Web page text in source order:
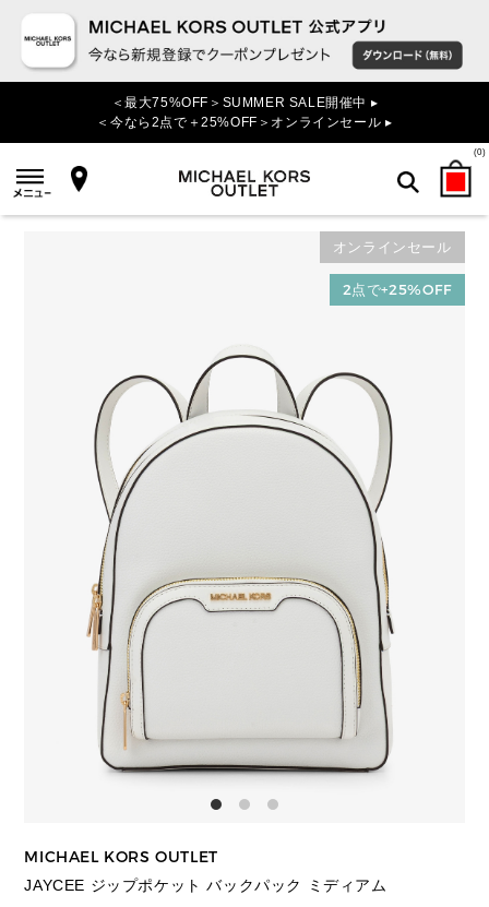
＜最大75%OFF＞SUMMER SALE開催中 ▸
＜今なら2点で＋25%OFF＞オンラインセール ▸
(0)
検索
オンラインセール
2点で+25%OFF
MICHAEL KORS OUTLET
JAYCEE ジップポケット バックパック ミディアム